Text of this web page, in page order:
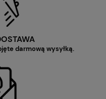
darmową wysyłką.